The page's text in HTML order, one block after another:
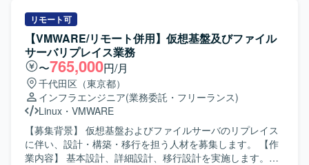
体像を把握して動ける方を求めています。 【ポジションの
魅力】 大学の大規模インフラ更改プロジェクトにおいて、
ID管理・認証基盤領域のPL補佐として上流から構築フェー
ズに深く関わることができます。LDAPを中心としたID管理
基盤の知見を活かしつつ、顧客・ベンダー折衝やスケジュ
ール管理などプロジェクトマネジメント寄りの経験を積む
ことができます。厳しいスケジュール環境での推進経験
は、その後の大規模案件でのキャリアにもつながります。
【開発環境】 LDAPを中心としたID管理・認証基盤、Active
DirectoryやMicrosoft Entra ID などのディレクトリサービス
や認証連携技術を扱う環境です。
ポリシーの運用、Zscalerの運用支援、Hyper-V環境やオン
プレミスサーバの運用・監視・障害対応を行います。AWS
上のサーバにおけるOS・ミドルウェア・各種サービスのア
ップデート対応、バックアップ・リストア対応、社内業務
システムのアップデート・障害対応も担当します。あわせ
て、ログや監視情報を活用したトラブルシューティング、
恒久対応・改善策の検討、手順書・構成情報・対応履歴な
どのドキュメント整備を行います。 【求める人物像】 対応
を通じて得られた知見を整理し、手順の標準化や再発防止
につなげられる方を求めています。 【ポジションの魅力】
Windows、Active Directory、Zscaler、Hyper-V、オンプレ
リモート可
【VMWARE/リモート併用】仮想基盤及びファイル
サーバリプレイス業務
〜765,000円/月
千代田区（東京都）
インフラエンジニア(業務委託・フリーランス)
Linux ・ VMWARE
【募集背景】 仮想基盤およびファイルサーバのリプレイス
に伴い、設計・構築・移行を担う人材を募集します。 【作
業内容】 基本設計、詳細設計、移行設計を実施します。仮